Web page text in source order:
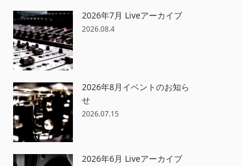
2026年7月 Liveアーカイブ
2026.08.4
2026年8月イベントのお知ら
せ
2026.07.15
2026年6月 Liveアーカイブ